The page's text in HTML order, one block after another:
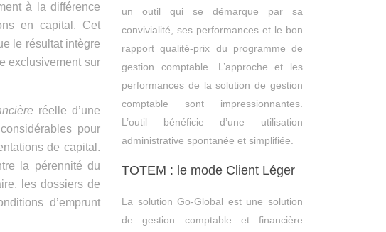
à la différence
en capital. Cet
le résultat intègre
exclusivement sur
réelle d’une
pour
de capital.
la pérennité du
les dossiers de
d’emprunt
un outil qui se démarque par sa
convivialité, ses performances et le bon
rapport qualité-prix du programme de
gestion comptable. L’approche et les
performances de la solution de gestion
comptable sont impressionnantes.
L’outil bénéficie d’une utilisation
administrative spontanée et simplifiée.
TOTEM : le mode Client Léger
La solution Go-Global est une solution
de gestion comptable et financière